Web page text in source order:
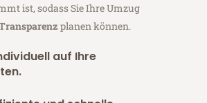
ist, sodass Sie Ihre Umzug
planen können.
auf Ihre